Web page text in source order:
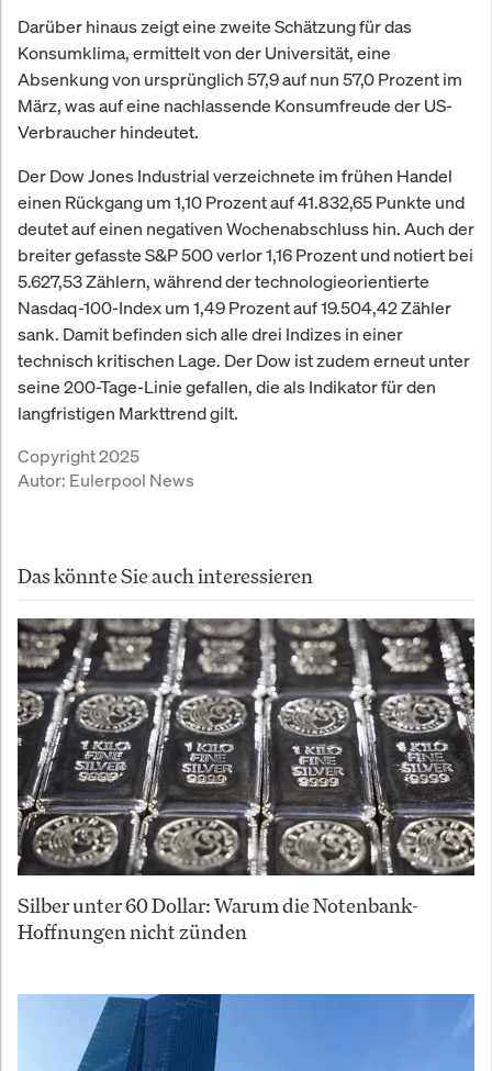
Darüber hinaus zeigt eine zweite Schätzung für das
Konsumklima, ermittelt von der Universität, eine
Absenkung von ursprünglich 57,9 auf nun 57,0 Prozent im
März, was auf eine nachlassende Konsumfreude der US-
Verbraucher hindeutet.
Der Dow Jones Industrial verzeichnete im frühen Handel
einen Rückgang um 1,10 Prozent auf 41.832,65 Punkte und
deutet auf einen negativen Wochenabschluss hin. Auch der
breiter gefasste S&P 500 verlor 1,16 Prozent und notiert bei
5.627,53 Zählern, während der technologieorientierte
Nasdaq-100-Index um 1,49 Prozent auf 19.504,42 Zähler
sank. Damit befinden sich alle drei Indizes in einer
technisch kritischen Lage. Der Dow ist zudem erneut unter
seine 200-Tage-Linie gefallen, die als Indikator für den
langfristigen Markttrend gilt.
Copyright 2025
Autor: Eulerpool News
Das könnte Sie auch interessieren
Silber unter 60 Dollar: Warum die Notenbank-
Hoffnungen nicht zünden